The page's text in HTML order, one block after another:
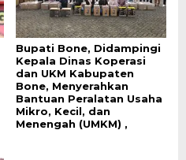
Bupati Bone, Didampingi
Kepala Dinas Koperasi
dan UKM Kabupaten
Bone, Menyerahkan
Bantuan Peralatan Usaha
Mikro, Kecil, dan
Menengah (UMKM) ,